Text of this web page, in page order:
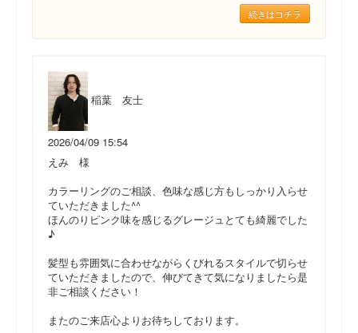
続きはコチラ
稲葉 友士
2026/04/09 15:54
えみ 様
カラーリングのご相談、色味な感じ方もしっかり入らせ
ていただきました^^
ほんのりピンク味を感じるグレージュとても綺麗でした
♪
髪型も雰囲気に合わせながらくびれるスタイルで切らせ
ていただきましたので、伸びてきて気になりましたら是
非ご相談ください！
またのご来店心よりお待ちしております。